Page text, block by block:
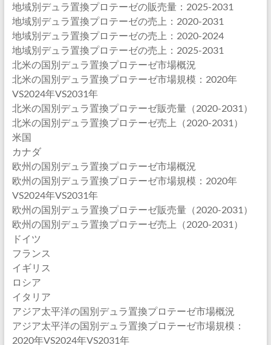
地域別デュラ置換プロテーゼの販売量：2025-2031
地域別デュラ置換プロテーゼの売上：2020-2031
地域別デュラ置換プロテーゼの売上：2020-2024
地域別デュラ置換プロテーゼの売上：2025-2031
北米の国別デュラ置換プロテーゼ市場概況
北米の国別デュラ置換プロテーゼ市場規模：2020年
VS2024年VS2031年
北米の国別デュラ置換プロテーゼ販売量（2020-2031）
北米の国別デュラ置換プロテーゼ売上（2020-2031）
米国
カナダ
欧州の国別デュラ置換プロテーゼ市場概況
欧州の国別デュラ置換プロテーゼ市場規模：2020年
VS2024年VS2031年
欧州の国別デュラ置換プロテーゼ販売量（2020-2031）
欧州の国別デュラ置換プロテーゼ売上（2020-2031）
ドイツ
フランス
イギリス
ロシア
イタリア
アジア太平洋の国別デュラ置換プロテーゼ市場概況
アジア太平洋の国別デュラ置換プロテーゼ市場規模：
2020年VS2024年VS2031年